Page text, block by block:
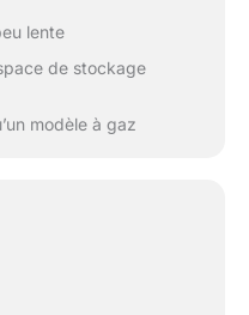
lente
de stockage
modèle à gaz